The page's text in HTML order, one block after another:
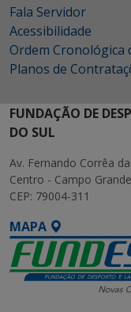
Fala Servidor
Acessibilidade
Ordem Cronológica
Planos de
FUNDAÇÃO DE
DO SUL
Av. Fernando Corrêa
Centro - Campo
CEP: 79004-311
MAPA